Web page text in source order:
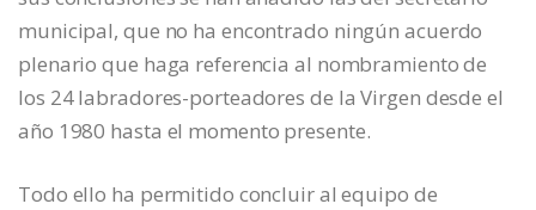
municipal, que no ha encontrado ningún acuerdo
plenario que haga referencia al nombramiento de
los 24 labradores-porteadores de la Virgen desde el
año 1980 hasta el momento presente.
Todo ello ha permitido concluir al equipo de